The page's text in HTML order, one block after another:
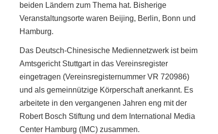
beiden Ländern zum Thema hat. Bisherige
Veranstaltungsorte waren Beijing, Berlin, Bonn und
Hamburg.
Das Deutsch-Chinesische Mediennetzwerk ist beim
Amtsgericht Stuttgart in das Vereinsregister
eingetragen (Vereinsregisternummer VR 720986)
und als gemeinnützige Körperschaft anerkannt. Es
arbeitete in den vergangenen Jahren eng mit der
Robert Bosch Stiftung und dem International Media
Center Hamburg (IMC) zusammen.